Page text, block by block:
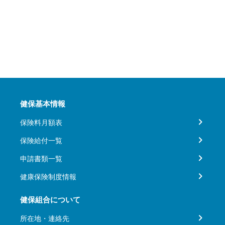
健保基本情報
保険料月額表
保険給付一覧
申請書類一覧
健康保険制度情報
健保組合について
所在地・連絡先